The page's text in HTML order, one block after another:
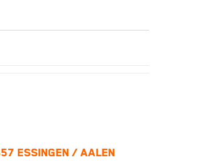
ESSINGEN / AALEN